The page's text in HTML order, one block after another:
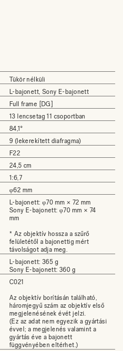
Tükör nélküli
L-bajonett, Sony E-bajonett
Full frame [DG]
13 lencsetag 11 csoportban
84,1°
9 (lekerekített diafragma)
F22
24,5 cm
1:6,7
φ62 mm
L-bajonett: φ70 mm × 72 mm
Sony E-bajonett: φ70 mm × 74
mm
* Az objektív hossza a szűrő
felületétől a bajonettig mért
távolságot adja meg.
L-bajonett: 365 g
Sony E-bajonett: 360 g
C021
Az objektív borításán található,
háromjegyű szám az objektív első
megjelenésének évét jelzi.
(Ez az adat nem egyezik a gyártási
évvel; a megjelenés valamint a
gyártás éve a bajonett
függvényében eltérhet.)